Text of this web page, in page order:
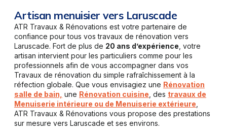
Artisan menuisier vers Laruscade
ATR Travaux & Rénovations est votre partenaire de
confiance pour tous vos travaux de rénovation vers
Laruscade. Fort de plus de 20 ans d’expérience , votre
artisan intervient pour les particuliers comme pour les
professionnels afin de vous accompagner dans vos
Travaux de rénovation du simple rafraîchissement à la
réfection globale. Que vous envisagiez une Rénovation
salle de bain, une Rénovation cuisine , des travaux de
Menuiserie intérieure ou de Menuiserie extérieure
ATR Travaux & Rénovations vous propose des prestations
sur mesure vers Laruscade et ses environs.